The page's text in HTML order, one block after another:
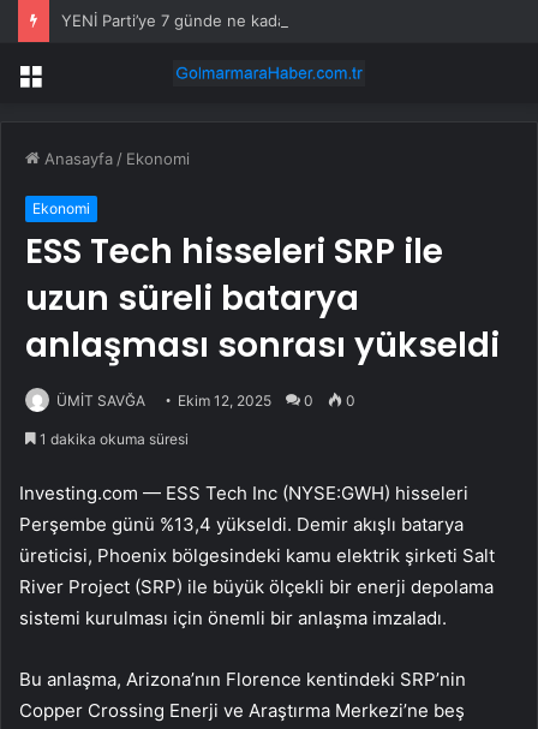
Menü
Anasayfa / Ekonomi
Ekonomi
ESS Tech hisseleri SRP ile
uzun süreli batarya
anlaşması sonrası yükseldi
ÜMİT SAVĞA Ekim 12, 2025 0 0
1 dakika okuma süresi
Investing.com — ESS Tech Inc (NYSE:GWH) hisseleri
Perşembe günü %13,4 yükseldi. Demir akışlı batarya
üreticisi, Phoenix bölgesindeki kamu elektrik şirketi Salt
River Project (SRP) ile büyük ölçekli bir enerji depolama
sistemi kurulması için önemli bir anlaşma imzaladı.
Bu anlaşma, Arizona’nın Florence kentindeki SRP’nin
Copper Crossing Enerji ve Araştırma Merkezi’ne beş